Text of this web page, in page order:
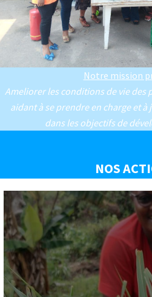
Notre mission
Ameliorer les conditions de vie des
aidant à se prendre en charge et
dans les objectifs de
NOS